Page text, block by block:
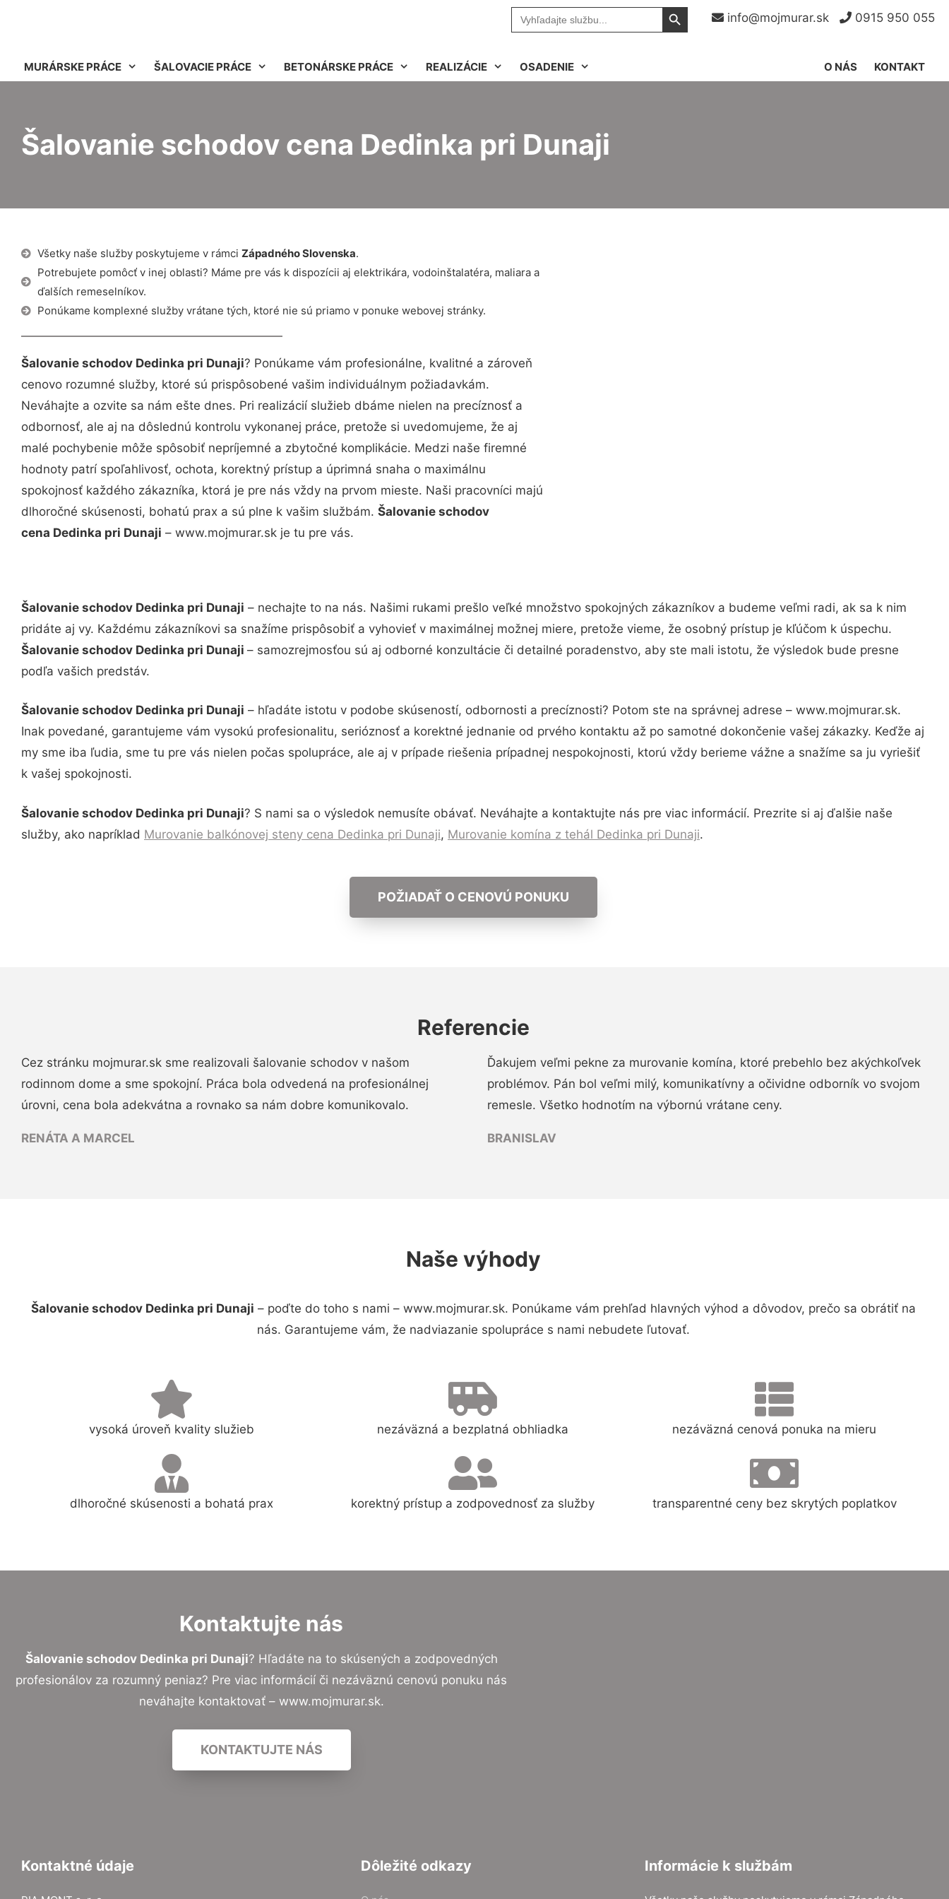
info@mojmurar.sk 0915 950 055
Search
for:
Search Button
MURÁRSKE PRÁCE ŠALOVACIE PRÁCE BETONÁRSKE PRÁCE REALIZÁCIE OSADENIE KONTAKT
O NÁS
Šalovanie schodov cena Dedinka pri Dunaji
Všetky naše služby poskytujeme v rámci Západného Slovenska.
Potrebujete pomôcť v inej oblasti? Máme pre vás k dispozícii aj elektrikára, vodoinštalatéra, maliara a
ďalších remeselníkov.
Ponúkame komplexné služby vrátane tých, ktoré nie sú priamo v ponuke webovej stránky.
Šalovanie schodov Dedinka pri Dunaji? Ponúkame vám profesionálne, kvalitné a zároveň
cenovo rozumné služby, ktoré sú prispôsobené vašim individuálnym požiadavkám.
Neváhajte a ozvite sa nám ešte dnes. Pri realizácií služieb dbáme nielen na precíznosť a
odbornosť, ale aj na dôslednú kontrolu vykonanej práce, pretože si uvedomujeme, že aj
malé pochybenie môže spôsobiť nepríjemné a zbytočné komplikácie. Medzi naše firemné
hodnoty patrí spoľahlivosť, ochota, korektný prístup a úprimná snaha o maximálnu
spokojnosť každého zákazníka, ktorá je pre nás vždy na prvom mieste. Naši pracovníci majú
dlhoročné skúsenosti, bohatú prax a sú plne k vašim službám. Šalovanie schodov
cena Dedinka pri Dunaji – www.mojmurar.sk je tu pre vás.
Šalovanie schodov Dedinka pri Dunaji – nechajte to na nás. Našimi rukami prešlo veľké množstvo spokojných zákazníkov a budeme veľmi radi, ak sa k nim
pridáte aj vy. Každému zákazníkovi sa snažíme prispôsobiť a vyhovieť v maximálnej možnej miere, pretože vieme, že osobný prístup je kľúčom k úspechu.
Šalovanie schodov Dedinka pri Dunaji – samozrejmosťou sú aj odborné konzultácie či detailné poradenstvo, aby ste mali istotu, že výsledok bude presne
podľa vašich predstáv.
Šalovanie schodov Dedinka pri Dunaji – hľadáte istotu v podobe skúseností, odbornosti a precíznosti? Potom ste na správnej adrese – www.mojmurar.sk.
Inak povedané, garantujeme vám vysokú profesionalitu, serióznosť a korektné jednanie od prvého kontaktu až po samotné dokončenie vašej zákazky. Keďže aj
my sme iba ľudia, sme tu pre vás nielen počas spolupráce, ale aj v prípade riešenia prípadnej nespokojnosti, ktorú vždy berieme vážne a snažíme sa ju vyriešiť
k vašej spokojnosti.
Šalovanie schodov Dedinka pri Dunaji? S nami sa o výsledok nemusíte obávať. Neváhajte a kontaktujte nás pre viac informácií. Prezrite si aj ďalšie naše
služby, ako napríklad Murovanie balkónovej steny cena Dedinka pri Dunaji, Murovanie komína z tehál Dedinka pri Dunaji.
POŽIADAŤ O CENOVÚ PONUKU
Referencie
Cez stránku mojmurar.sk sme realizovali šalovanie schodov v našom
rodinnom dome a sme spokojní. Práca bola odvedená na profesionálnej
úrovni, cena bola adekvátna a rovnako sa nám dobre komunikovalo.
RENÁTA A MARCEL
Ďakujem veľmi pekne za murovanie komína, ktoré prebehlo bez akýchkoľvek
problémov. Pán bol veľmi milý, komunikatívny a očividne odborník vo svojom
remesle. Všetko hodnotím na výbornú vrátane ceny.
BRANISLAV
Naše výhody
Šalovanie schodov Dedinka pri Dunaji – poďte do toho s nami – www.mojmurar.sk. Ponúkame vám prehľad hlavných výhod a dôvodov, prečo sa obrátiť na
nás. Garantujeme vám, že nadviazanie spolupráce s nami nebudete ľutovať.
vysoká úroveň kvality služieb nezáväzná a bezplatná obhliadka nezáväzná cenová ponuka na mieru
dlhoročné skúsenosti a bohatá prax korektný prístup a zodpovednosť za služby transparentné ceny bez skrytých poplatkov
Kontaktujte nás
Šalovanie schodov Dedinka pri Dunaji? Hľadáte na to skúsených a zodpovedných
profesionálov za rozumný peniaz? Pre viac informácií či nezáväznú cenovú ponuku nás
neváhajte kontaktovať – www.mojmurar.sk.
KONTAKTUJTE NÁS
Kontaktné údaje Dôležité odkazy Informácie k službám